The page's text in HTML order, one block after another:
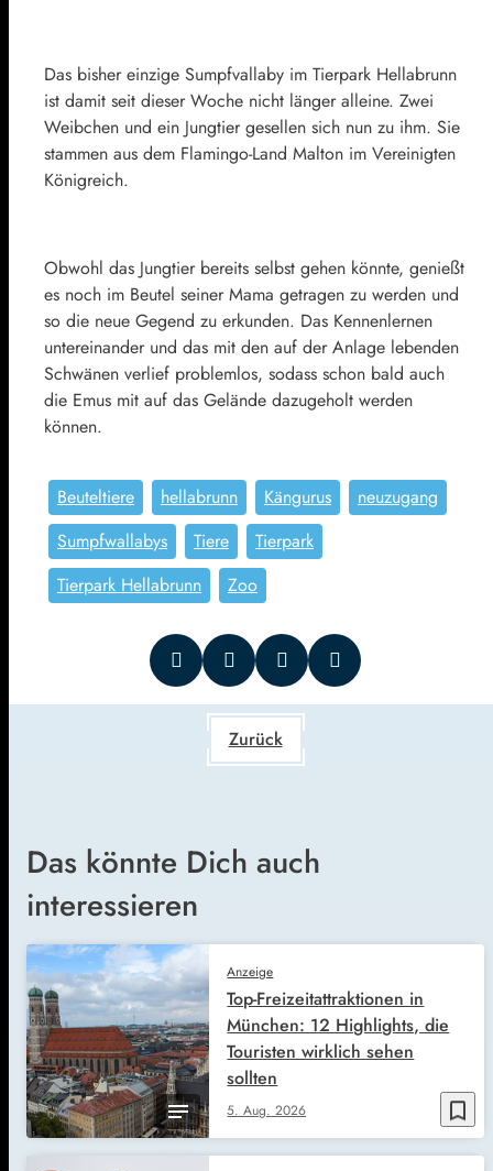
Das bisher einzige Sumpfvallaby im Tierpark Hellabrunn
ist damit seit dieser Woche nicht länger alleine. Zwei
Weibchen und ein Jungtier gesellen sich nun zu ihm. Sie
stammen aus dem Flamingo-Land Malton im Vereinigten
Königreich.
Obwohl das Jungtier bereits selbst gehen könnte, genießt
es noch im Beutel seiner Mama getragen zu werden und
so die neue Gegend zu erkunden. Das Kennenlernen
untereinander und das mit den auf der Anlage lebenden
Schwänen verlief problemlos, sodass schon bald auch
die Emus mit auf das Gelände dazugeholt werden
können.
Beuteltiere hellabrunn Kängurus
neuzugang
Sumpfwallabys
Tiere
Tierpark
Tierpark Hellabrunn
Zoo
Zurück
Das könnte Dich auch
interessieren
bookmark_border
Anzeige
5. Aug. 2026
Top-Freizeitattraktionen in
München: 12 Highlights, die
Touristen wirklich sehen
sollten